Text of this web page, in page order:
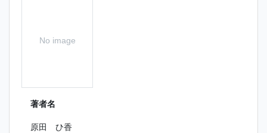
No image
著者名
原田 ひ香